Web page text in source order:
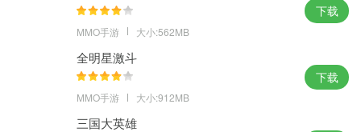
MMO手游 大小:562MB
下载
全明星激斗
MMO手游 大小:912MB
下载
三国大英雄